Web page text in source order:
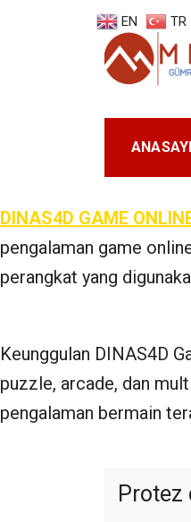
Milla
DINAS4D GAME
pengalaman game
perangkat yang
Keunggulan DINAS4D
puzzle, arcade, dan
pengalaman bermain
Protez
EN TR